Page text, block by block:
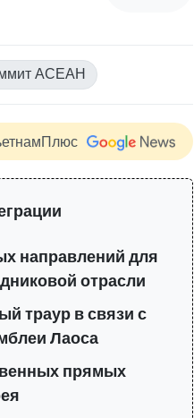
АСЕАН
направлений для
отрасли
траур в связи с
Лаоса
прямых